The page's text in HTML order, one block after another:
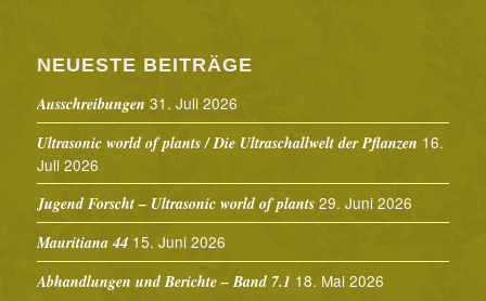
NEUESTE BEITRÄGE
Ausschreibungen 31. Juli 2026
Ultrasonic world of plants / Die Ultraschallwelt der Pflanzen 16.
Juli 2026
Jugend Forscht – Ultrasonic world of plants 29. Juni 2026
Mauritiana 44 15. Juni 2026
Abhandlungen und Berichte – Band 7.1 18. Mai 2026